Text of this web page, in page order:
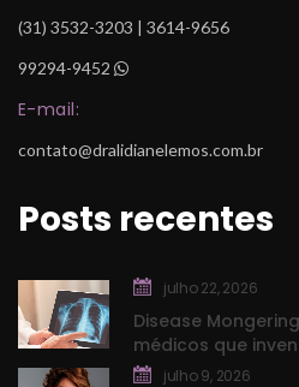
(31) 3532-3203 | 3614-9656
99294-9452
E-mail:
contato@dralidianelemos.com.br
Posts recente
julho 22, 2026
Disease
médicos que
julho 9, 2026